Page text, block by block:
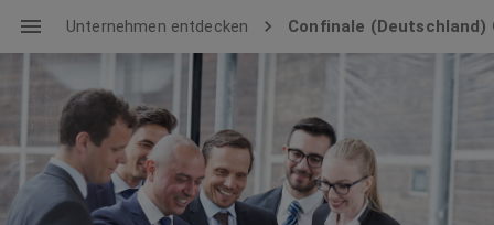
Unternehmen entdecken Confinale (Deutschland)